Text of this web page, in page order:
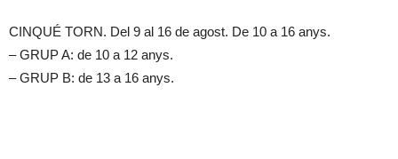
CINQUÉ TORN. Del 9 al 16 de agost. De 10 a 16 anys.
– GRUP A: de 10 a 12 anys.
– GRUP B: de 13 a 16 anys.